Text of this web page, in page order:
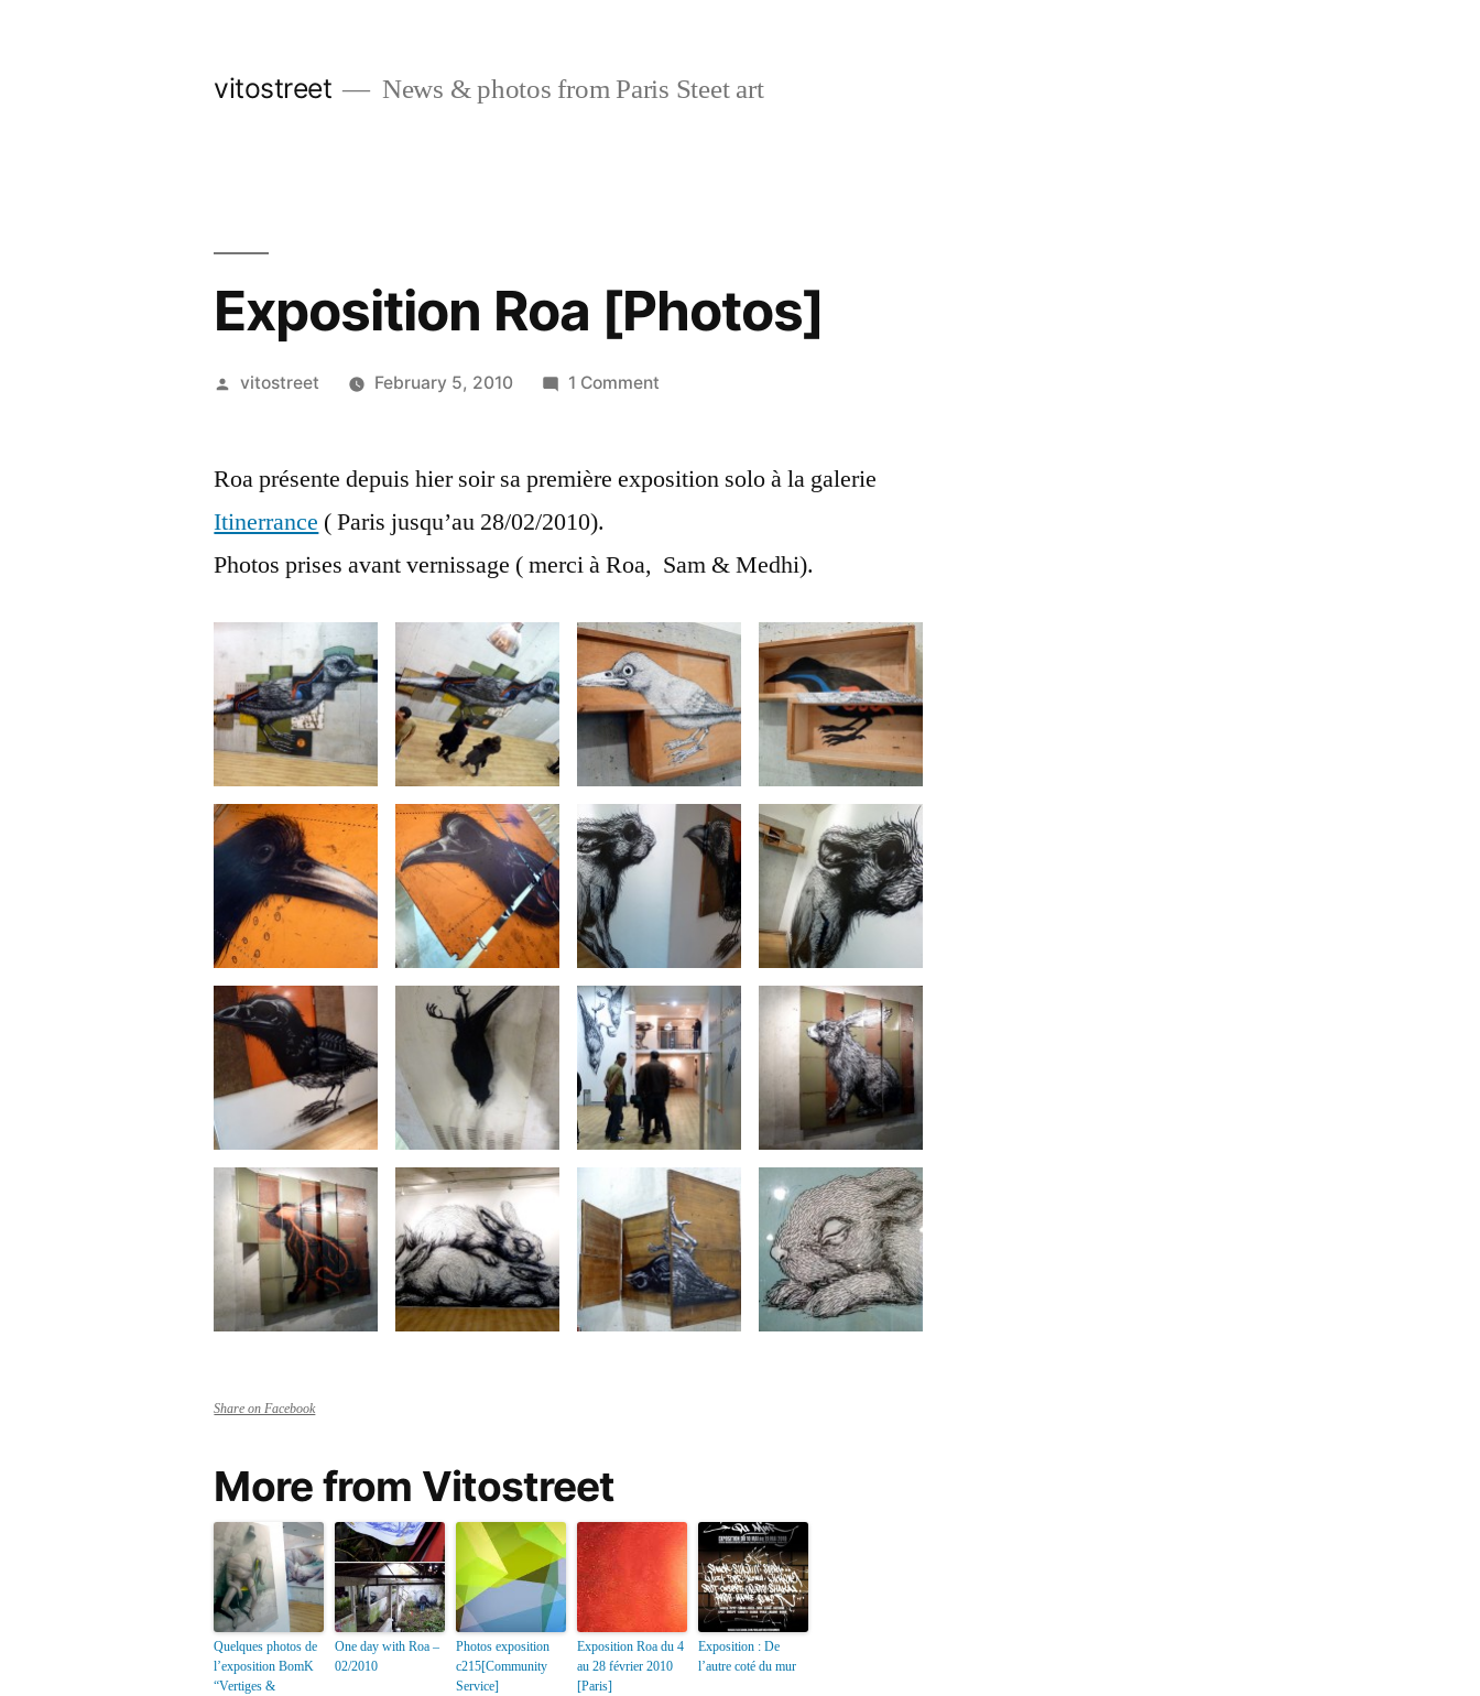
vitostreet News & photos from Paris Steet art
Exposition Roa [Photos]
Posted
vitostreet February 5, 2010 1 Commenton
[Photos]
Roa présente depuis hier soir sa première exposition solo à la galerie
Itinerrance ( Paris jusqu’au 28/02/2010).
Photos prises avant vernissage ( merci à Roa, Sam & Medhi).
Share on Facebook
More from Vitostreet
Quelques photos de
l’exposition BomK
“Vertiges &
One day with Roa –
02/2010
Photos exposition
c215[Community
Service]
Exposition Roa du 4
au 28 février 2010
[Paris]
Exposition : De
l’autre coté du mur